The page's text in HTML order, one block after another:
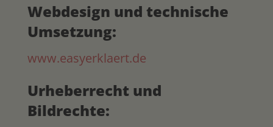
Webdesign und technische
Umsetzung:
www.easyerklaert.de
Urheberrecht und
Bildrechte: